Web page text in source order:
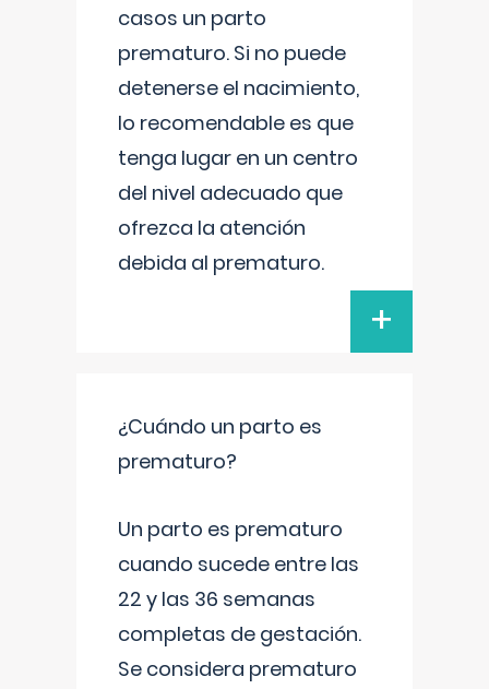
casos un parto
prematuro. Si no puede
detenerse el nacimiento,
lo recomendable es que
tenga lugar en un centro
del nivel adecuado que
ofrezca la atención
debida al prematuro.
+
¿Cuándo un parto es
prematuro?
Un parto es prematuro
cuando sucede entre las
22 y las 36 semanas
completas de gestación.
Se considera prematuro